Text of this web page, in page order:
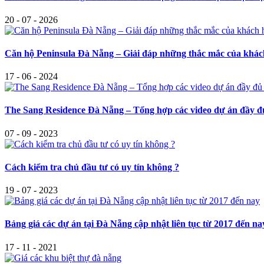
20 - 07 - 2026
Căn hộ Peninsula Đà Nẵng – Giải đáp những thắc mắc của
17 - 06 - 2024
The Sang Residence Đà Nẵng – Tổng hợp các video dự án đầy
07 - 09 - 2023
Cách kiểm tra chủ đầu tư có uy tín không ?
19 - 07 - 2023
Bảng giá các dự án tại Đà Nẵng cập nhật liên tục từ 2017 đến
17 - 11 - 2021